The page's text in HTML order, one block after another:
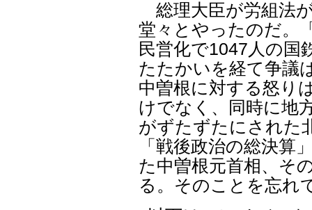
総理大臣が労組法
堂々とやったのだ。
民営化で1047人の国
たたかいを経て争議
中曽根に対する怒り
けでなく、同時に地
がずたずたにされた
「戦後政治の総決算
た中曽根元首相、そ
る。そのことを忘れ